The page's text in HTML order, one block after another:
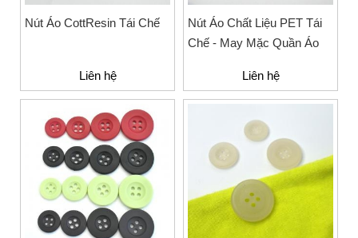
Nút Áo CottResin Tái Chế
Liên hệ
Nút Áo Chất Liệu PET Tái
Chế - May Mặc Quần Áo
Liên hệ